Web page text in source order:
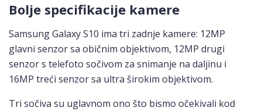
Bolje specifikacije kamere
Samsung Galaxy S10 ima tri zadnje kamere: 12MP
glavni senzor sa običnim objektivom, 12MP drugi
senzor s telefoto sočivom za snimanje na daljinu i
16MP treći senzor sa ultra širokim objektivom.
Tri sočiva su uglavnom ono što bismo očekivali kod